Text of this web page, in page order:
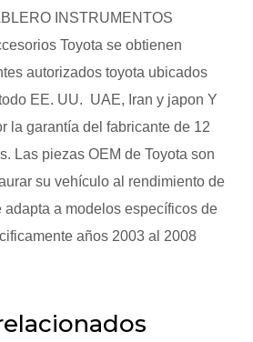
INSTRUMENTOS
Toyota se obtienen
autorizados toyota ubicados
EE. UU. UAE, Iran y japon Y
la garantía del fabricante de 12
Las piezas OEM de Toyota son
su vehículo al rendimiento de
adapta a modelos específicos de
años 2003 al 2008